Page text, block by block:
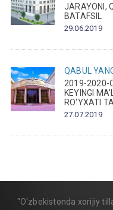
JARAYONI,
BATAFSIL
29.06.2019
QABUL
2019-2020-
KEYINGI
RO‘YXATI
27.07.2019
"O‘zbekistonda xorijiy